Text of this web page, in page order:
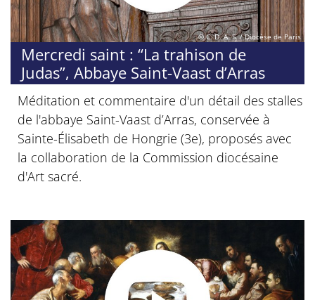
© C. D. A. S. / Diocèse de Paris
Mercredi saint : “La trahison de
Judas”, Abbaye Saint-Vaast d’Arras
Méditation et commentaire d'un détail des stalles
de l'abbaye Saint-Vaast d’Arras, conservée à
Sainte-Élisabeth de Hongrie (3e), proposés avec
la collaboration de la Commission diocésaine
d'Art sacré.